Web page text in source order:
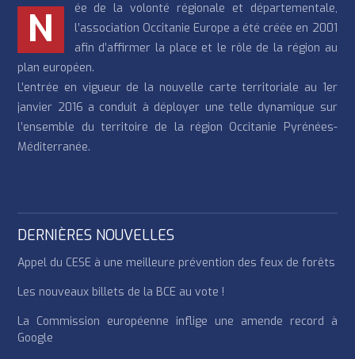
N
ée de la volonté régionale et départementale,
l’association Occitanie Europe a été créée en 2001
afin d’affirmer la place et le rôle de la région au
plan européen.
L’entrée en vigueur de la nouvelle carte territoriale au 1er
janvier 2016 a conduit à déployer une telle dynamique sur
l’ensemble du territoire de la région Occitanie Pyrénées-
Méditerranée.
DERNIÈRES NOUVELLES
Appel du CESE à une meilleure prévention des feux de forêts
Les nouveaux billets de la BCE au vote !
La Commission européenne inflige une amende record à
Google